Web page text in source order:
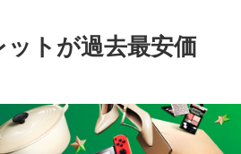
トが過去最安価